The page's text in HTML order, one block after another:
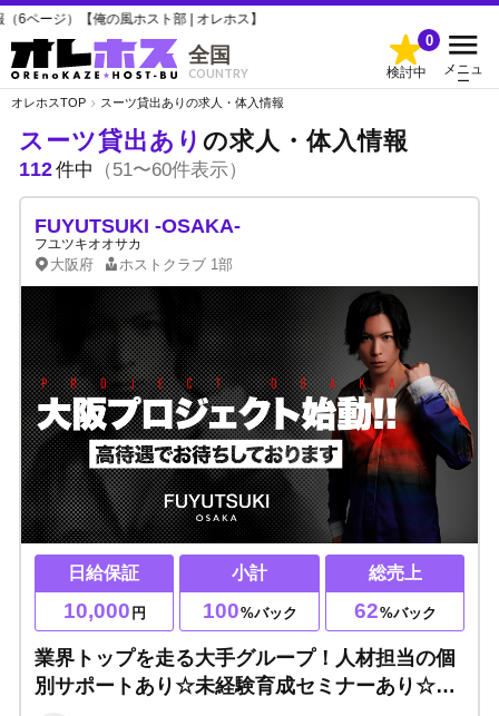
俺の風ホスト部 | オレホス】
全国
COUNTRY 検討中
0
メニュ
ー
オレホスTOP スーツ貸出ありの求人・体入情報
スーツ貸出あり の求人・体入情報
112件中 （51〜60件表示）
FUYUTSUKI -OSAKA-
フユツキオオサカ
大阪府 ホストクラブ 1部
日給保証
10,000 円
小計
100%バック
総売上
62%バック
業界トップを走る大手グループ！人材担当の個
別サポートあり☆未経験育成セミナーあり☆ホ